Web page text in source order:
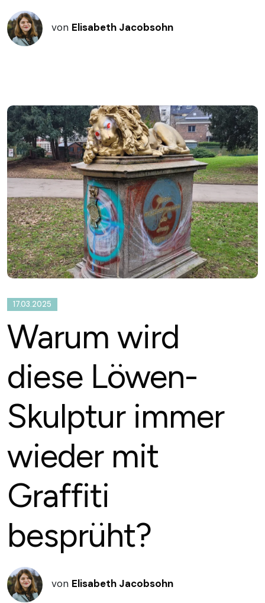
von Elisabeth Jacobsohn
17.03.2025
Warum wird
diese Löwen-
Skulptur immer
wieder mit
Graffiti
besprüht?
von Elisabeth Jacobsohn